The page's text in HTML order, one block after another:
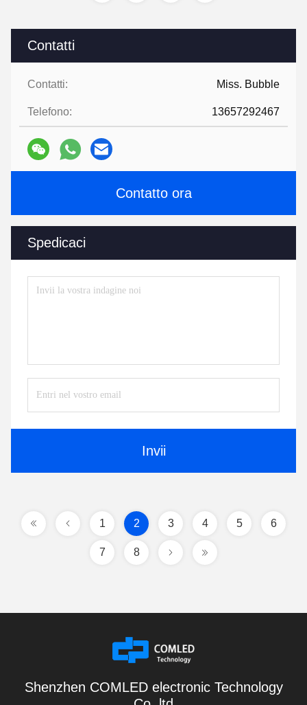
Contatti
Contatti: Miss. Bubble
Telefono: 13657292467
Contatto ora
Spedicaci
Invii
1 2 3 4 5 6
7 8
Shenzhen COMLED electronic Technology